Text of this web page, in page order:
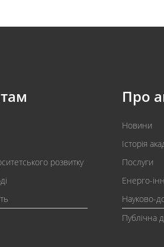
розвитку
Про
Новини
Історія
Послуги
Енерго-
Науково-
Публічна